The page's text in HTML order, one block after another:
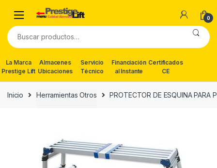
navigation
content
0
Buscar
por:
La Marca
Prestige Lift
Almacenes
Ubicaciones
Servicio
Técnico
Financiación
al Instante
Certificados
CE
Inicio Herramientas Otros PROTECTOR DE ESQUINA PARA